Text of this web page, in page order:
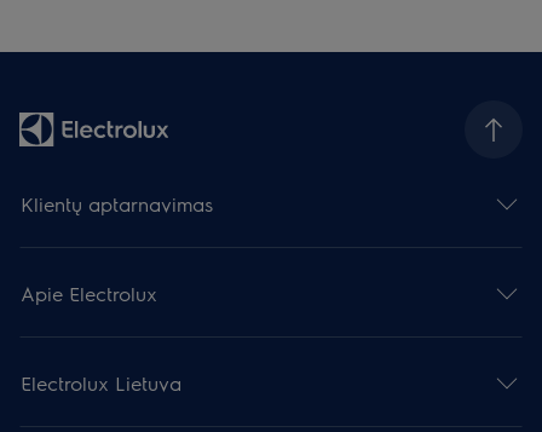
Klientų aptarnavimas
Apie Electrolux
Electrolux Lietuva